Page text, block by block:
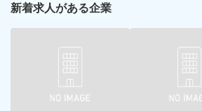
新着求人がある企業